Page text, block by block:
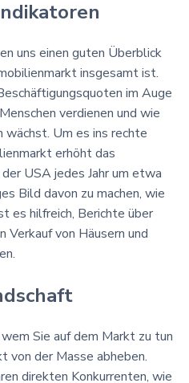
uns einen guten Überblick
insgesamt ist.
im Auge
verdienen und wie
Um es ins rechte
erhöht das
USA jedes Jahr um etwa
Bild davon zu machen, wie
es hilfreich, Berichte über
Verkauf von Häusern und
Sie auf dem Markt zu tun
von der Masse abheben.
direkten Konkurrenten, wie